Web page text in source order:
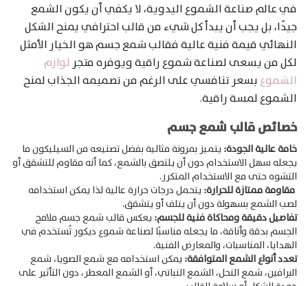
في عالم صناعة الشموع اليدوية، لا يكفي أن يكون الشمع
جيدًا، بل يجب أن يبدأ كل شيء من قالب احترافي يمنح الشكل
النهائي قيمة فنية عالية فقالب شمع جسم هو الخيار الأمثل
لكل من يسعى لصناعة شموع راقية ويوفره متجر لوازم
الشموع بسعر تنافسي على الرغم من تصميمه الجذاب لمنح
الشموع لمسة راقية.
خصائص قالب شمع جسم
خامة عالية الجودة: يتميز بمرونة مثالية بفضل تصنيعه من السيليكون ما
يجعله سهل الاستخدام دون أن يلتصق بالشمع، كما أنه مقاوم للتشقق أو
التشوه حتى مع الاستخدام المتكرر.
مقاومة ممتازة للحرارة: يتحمل درجات حرارة عالية لذا يمكن استخدامه
لصب الشمع بسهولة دون أن يتلف أو يتشقق.
تفاصيل دقيقة ومحاكاة فنية للجسم: يعكس قالب شمع جسم ملامح
الجسم بدقة وأناقة، ما يجعله مناسبًا لصناعة شموع ديكور تُستخدم في
الهدايا، المناسبات، والمعارض الفنية.
تعدد أنواع الشمع المتوافقة: يمكن استخدامه مع شمع الصويا، شمع
البرافين، شمع النحل، الشمع النباتي، أو الشمع المعطر، دون التأثير على